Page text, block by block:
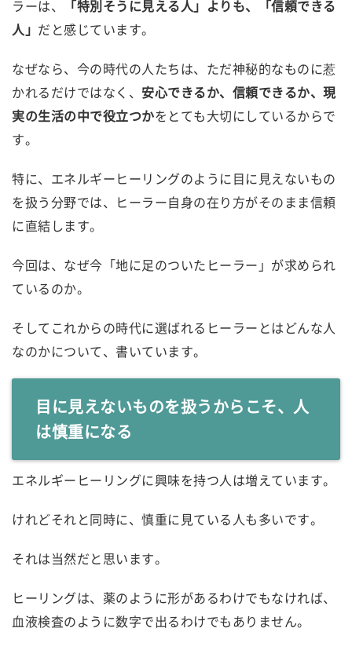
ラーは、
「特別そうに見える人」よりも、「信頼できる
人」 だと感じています。
なぜなら、今の時代の人たちは、ただ神秘的なものに惹
かれるだけではなく、 安心できるか、信頼できるか、現
実の生活の中で役立つかをとても大切にしているからで
す。
特に、エネルギーヒーリングのように目に見えないもの
を扱う分野では、ヒーラー自身の在り方がそのまま信頼
に直結します。
今回は、なぜ今「地に足のついたヒーラー」が求められ
ているのか。
そしてこれからの時代に選ばれるヒーラーとはどんな人
なのかについて、書いています。
目に見えないものを扱うからこそ、人
は慎重になる
エネルギーヒーリングに興味を持つ人は増えています。
けれどそれと同時に、慎重に見ている人も多いです。
それは当然だと思います。
ヒーリングは、薬のように形があるわけでもなければ、
血液検査のように数字で出るわけでもありません。